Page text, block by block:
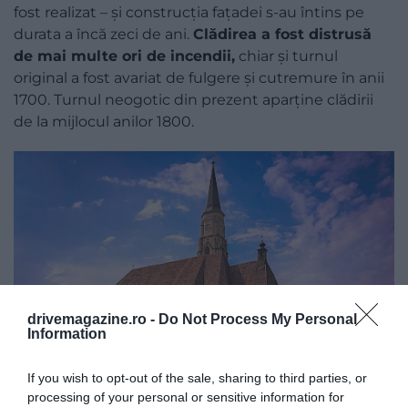
drivemagazine.ro - Do Not Process My Personal
Information
If you wish to opt-out of the sale, sharing to third parties, or
processing of your personal or sensitive information for
fost realizat – și construcția fațadei s-au întins pe
durata a încă zeci de ani. Clădirea a fost distrusă
de mai multe ori de incendii, chiar și turnul
original a fost avariat de fulgere și cutremure în anii
1700. Turnul neogotic din prezent aparține clădirii
de la mijlocul anilor 1800.
Foto: Unsplash